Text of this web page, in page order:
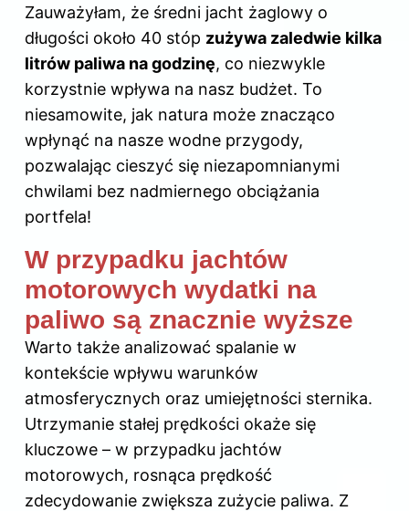
Zauważyłam, że średni jacht żaglowy o
długości około 40 stóp zużywa zaledwie kilka
litrów paliwa na godzinę, co niezwykle
korzystnie wpływa na nasz budżet. To
niesamowite, jak natura może znacząco
wpłynąć na nasze wodne przygody,
pozwalając cieszyć się niezapomnianymi
chwilami bez nadmiernego obciążania
portfela!
W przypadku jachtów
motorowych wydatki na
paliwo są znacznie wyższe
Warto także analizować spalanie w
kontekście wpływu warunków
atmosferycznych oraz umiejętności sternika.
Utrzymanie stałej prędkości okaże się
kluczowe – w przypadku jachtów
motorowych, rosnąca prędkość
zdecydowanie zwiększa zużycie paliwa. Z